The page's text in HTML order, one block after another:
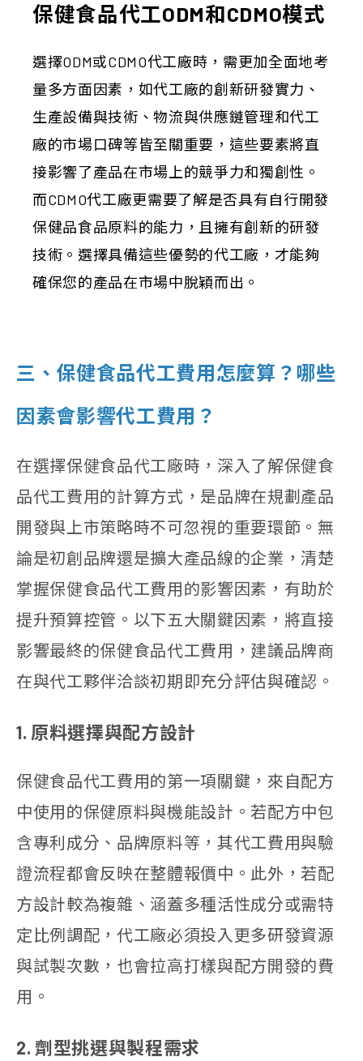
保健食品代工ODM和CDMO模式
選擇ODM或CDMO代工廠時，需更加全面地考
量多方面因素，如代工廠的創新研發實力、
生產設備與技術、物流與供應鏈管理和代工
廠的市場口碑等皆至關重要，這些要素將直
接影響了產品在市場上的競爭力和獨創性。
而CDMO代工廠更需要了解是否具有自行開發
保健品食品原料的能力，且擁有創新的研發
技術。選擇具備這些優勢的代工廠，才能夠
確保您的產品在市場中脫穎而出。
三、保健食品代工費用怎麼算？哪些
因素會影響代工費用？
在選擇保健食品代工廠時，深入了解保健食
品代工費用的計算方式，是品牌在規劃產品
開發與上市策略時不可忽視的重要環節。無
論是初創品牌還是擴大產品線的企業，清楚
掌握保健食品代工費用的影響因素，有助於
提升預算控管。以下五大關鍵因素，將直接
影響最終的保健食品代工費用，建議品牌商
在與代工夥伴洽談初期即充分評估與確認。
1. 原料選擇與配方設計
保健食品代工費用的第一項關鍵，來自配方
中使用的保健原料與機能設計。若配方中包
含專利成分、品牌原料等，其代工費用與驗
證流程都會反映在整體報價中。此外，若配
方設計較為複雜、涵蓋多種活性成分或需特
定比例調配，代工廠必須投入更多研發資源
與試製次數，也會拉高打樣與配方開發的費
用。
2. 劑型挑選與製程需求